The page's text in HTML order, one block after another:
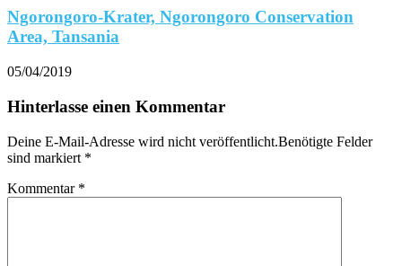
Ngorongoro-Krater, Ngorongoro Conservation
Area, Tansania
05/04/2019
Hinterlasse einen Kommentar
Deine E-Mail-Adresse wird nicht veröffentlicht.Benötigte Felder
sind markiert *
Kommentar *